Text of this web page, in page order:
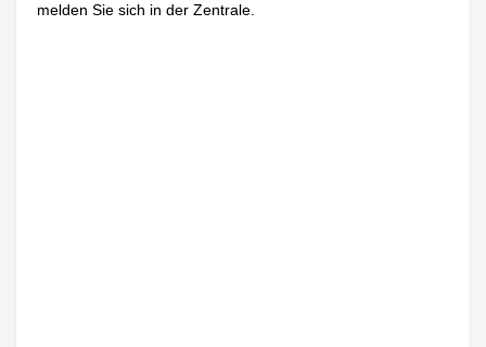
melden Sie sich in der Zentrale.